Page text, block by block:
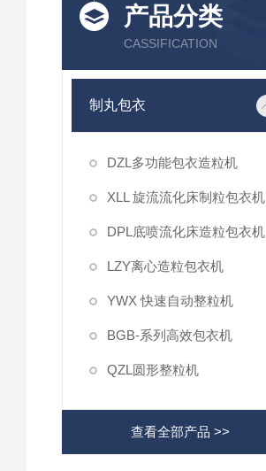
产品分类
CASSIFICATION
制丸包衣
DZL多功能包衣造粒机
XLL 旋流流化床制粒包衣机
DPL底喷流化床造粒包衣机
LZY离心造粒包衣机
YWX 快速自动整粒机
BGB-系列高效包衣机
QZL圆形整粒机
查看全部产品 >>